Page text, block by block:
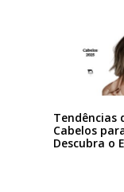
Tendências
Cabelos
Descubra o